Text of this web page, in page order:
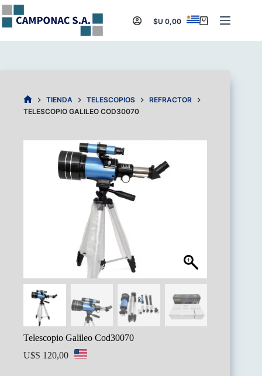
Saltar
al
contenido
Carro
$U 0,00
INICIO
TIENDA TELESCOPIOS
REFRACTOR
TELESCOPIO GALILEO COD30070
Telescopio Galileo Cod30070
U$S 120,00